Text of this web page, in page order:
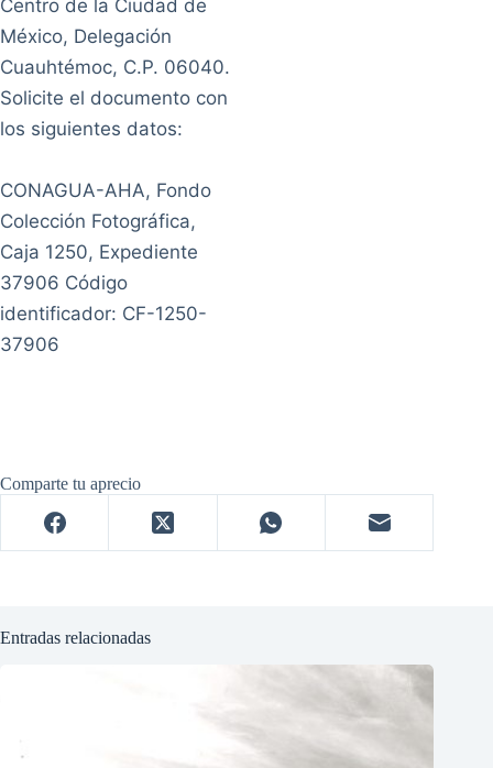
Centro de la Ciudad de
México, Delegación
Cuauhtémoc, C.P. 06040.
Solicite el documento con
los siguientes datos:
CONAGUA-AHA, Fondo
Colección Fotográfica,
Caja 1250, Expediente
37906 Código
identificador: CF-1250-
37906
Comparte tu aprecio
Entradas relacionadas